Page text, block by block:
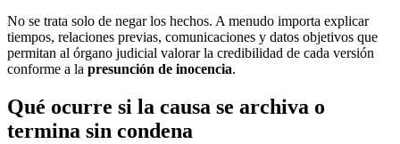
No se trata solo de negar los hechos. A menudo importa explicar
tiempos, relaciones previas, comunicaciones y datos objetivos que
permitan al órgano judicial valorar la credibilidad de cada versión
conforme a la presunción de inocencia.
Qué ocurre si la causa se archiva o
termina sin condena